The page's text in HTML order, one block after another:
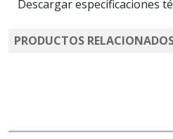
Descargar especificaciones
PRODUCTOS